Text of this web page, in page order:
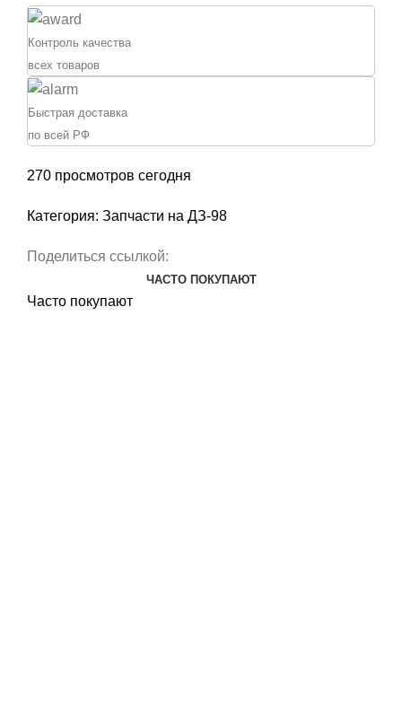
Контроль качества
всех товаров
Быстрая доставка
по всей РФ
270 просмотров сегодня
Категория: Запчасти на ДЗ-98
Поделиться ссылкой:
ЧАСТО ПОКУПАЮТ
Часто покупают